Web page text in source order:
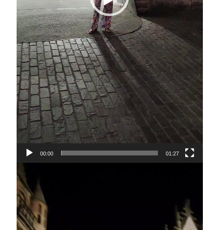
00:00 01:27
vidéo